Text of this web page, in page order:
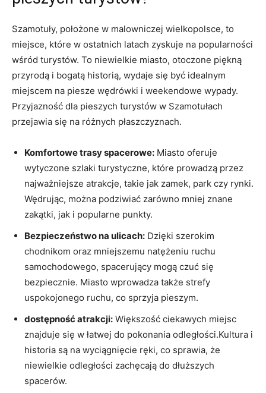
Szamotuły, położone w malowniczej wielkopolsce, to
miejsce, które w ostatnich latach zyskuje na popularności
wśród turystów. To niewielkie miasto, otoczone piękną
przyrodą i bogatą historią, wydaje się być idealnym
miejscem na piesze wędrówki i weekendowe wypady.
Przyjazność dla pieszych turystów w Szamotułach
przejawia się na różnych płaszczyznach.
Komfortowe trasy spacerowe: Miasto oferuje
wytyczone szlaki turystyczne, które prowadzą przez
najważniejsze atrakcje, takie jak zamek, park czy rynki.
Wędrując, można podziwiać zarówno mniej znane
zakątki, jak i popularne punkty.
Bezpieczeństwo na ulicach: Dzięki szerokim
chodnikom oraz mniejszemu natężeniu ruchu
samochodowego, spacerujący mogą czuć się
bezpiecznie. Miasto wprowadza także strefy
uspokojonego ruchu, co sprzyja pieszym.
dostępność atrakcji: Większość ciekawych miejsc
znajduje się w łatwej do pokonania odległości.Kultura i
historia są na wyciągnięcie ręki, co sprawia, że
niewielkie odległości zachęcają do dłuższych
spacerów.